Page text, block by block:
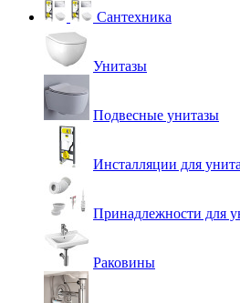
Сантехника
Унитазы
Подвесные унитазы
Инсталляции для
Принадлежности для
Раковины